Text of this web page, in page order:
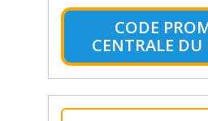
CODE
CENTRALE DU